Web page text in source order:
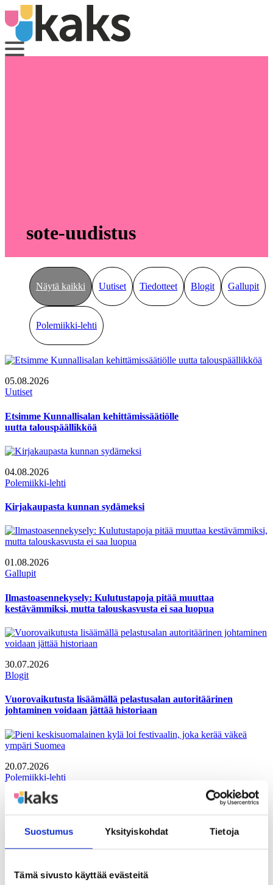
Suostumus Yksityiskohdat Tietoja
Tämä sivusto käyttää evästeitä
Siirry
sisältöön
sote-uudistus
Näytä kaikki Uutiset Tiedotteet Blogit Gallupit
Polemiikki-lehti
05.08.2026
Uutiset
Etsimme Kunnallisalan kehittämissäätiölle
uutta talouspäällikköä
04.08.2026
Polemiikki-lehti
Kirjakaupasta kunnan sydämeksi
01.08.2026
Gallupit
Ilmastoasennekysely: Kulutustapoja pitää muuttaa
kestävämmiksi, mutta talouskasvusta ei saa luopua
30.07.2026
Blogit
Vuorovaikutusta lisäämällä pelastusalan autoritäärinen
johtaminen voidaan jättää historiaan
20.07.2026
Polemiikki-lehti
Pieni keskisuomalainen kylä loi festivaalin, joka kerää väkeä
Gallupit